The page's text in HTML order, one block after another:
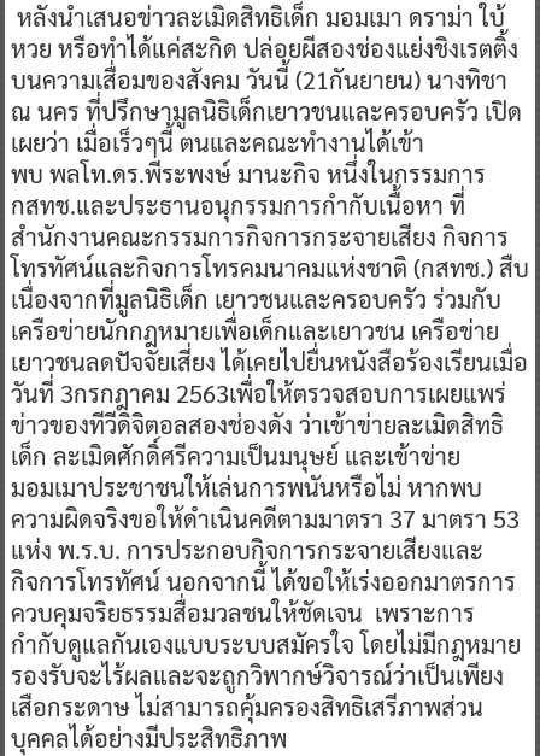
หลังนำเสนอข่าวละเมิดสิทธิเด็ก มอมเมา ดราม่า ใบ้
หวย หรือทำได้แค่สะกิด ปล่อยผีสองช่องแย่งชิงเรตติ้ง
บนความเสื่อมของสังคม วันนี้ (21กันยายน) นางทิชา
ณ นคร ที่ปรึกษามูลนิธิเด็กเยาวชนและครอบครัว เปิด
เผยว่า เมื่อเร็วๆนี้ ตนและคณะทำงานได้เข้า
พบ พลโท.ดร.พีระพงษ์ มานะกิจ หนึ่งในกรรมการ
กสทช.และประธานอนุกรรมการกำกับเนื้อหา ที่
สำนักงานคณะกรรมการกิจการกระจายเสียง กิจการ
โทรทัศน์และกิจการโทรคมนาคมแห่งชาติ (กสทช.) สืบ
เนื่องจากที่มูลนิธิเด็ก เยาวชนและครอบครัว ร่วมกับ
เครือข่ายนักกฎหมายเพื่อเด็กและเยาวชน เครือข่าย
เยาวชนลดปัจจัยเสี่ยง ได้เคยไปยื่นหนังสือร้องเรียนเมื่อ
วันที่ 3กรกฎาคม 2563เพื่อให้ตรวจสอบการเผยแพร่
ข่าวของทีวีดิจิตอลสองช่องดัง ว่าเข้าข่ายละเมิดสิทธิ
เด็ก ละเมิดศักดิ์ศรีความเป็นมนุษย์ และเข้าข่าย
มอมเมาประชาชนให้เล่นการพนันหรือไม่ หากพบ
ความผิดจริงขอให้ดำเนินคดีตามมาตรา 37 มาตรา 53
แห่ง พ.ร.บ. การประกอบกิจการกระจายเสียงและ
กิจการโทรทัศน์ นอกจากนี้ ได้ขอให้เร่งออกมาตรการ
ควบคุมจริยธรรมสื่อมวลชนให้ชัดเจน เพราะการ
กำกับดูแลกันเองแบบระบบสมัครใจ โดยไม่มีกฎหมาย
รองรับจะไร้ผลและจะถูกวิพากษ์วิจารณ์ว่าเป็นเพียง
เสือกระดาษ ไม่สามารถคุ้มครองสิทธิเสรีภาพส่วน
บุคคลได้อย่างมีประสิทธิภาพ